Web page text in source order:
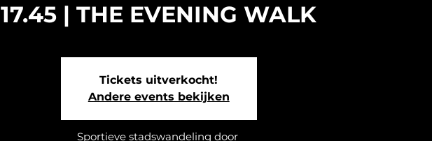
17.45 | THE EVENING WALK
Tickets uitverkocht!
Andere events bekijken
Sportieve stadswandeling door